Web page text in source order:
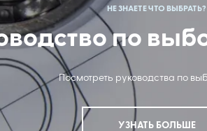
НЕ ЗНАЕТЕ ЧТО ВЫБРАТЬ?
по
Посмотреть руководства по
УЗНАТЬ БОЛЬШЕ